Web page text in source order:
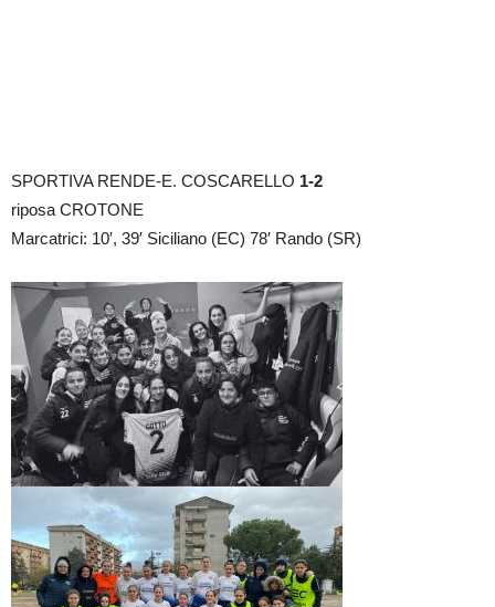
SPORTIVA RENDE-E. COSCARELLO 1-2
riposa CROTONE
Marcatrici: 10′, 39′ Siciliano (EC) 78′ Rando (SR)